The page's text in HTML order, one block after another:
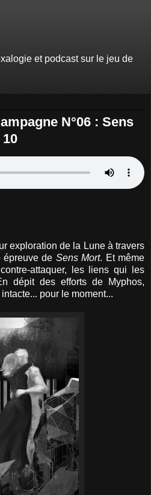
et podcast sur le jeu de
N°06 : Sens
exploration de la Lune à travers
épreuve de Sens Mort. Et même
attaquer, les liens qui les
dépit des efforts de Myphos,
pour le moment...